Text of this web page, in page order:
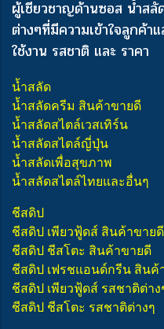
ผู้เชียวชาญด้านซอส น้ำสลั
ต่างๆที่มีความเข้าใจลูกค้า
ใช้งาน รสชาติ และ ราคา
น้ำสลัด
น้ำสลัดครีม สินค้าขายดี
น้ำสลัดสไตล์เวสเทิร์น
น้ำสลัดสไตล์ญี่ปุ่น
น้ำสลัดเพื่อสุขภาพ
น้ำสลัดสไตล์ไทยและอื่นๆ
ชีสดิป
ชีสดิป เพียวฟู้ดส์ สินค้าขายดี
ชีสดิป ชีสโตะ สินค้าขายดี
ชีสดิป เฟรชแอนด์กรีน สินค้
ชีสดิป เพียวฟู้ดส์ รสชาติต่าง
ชีสดิป ชีสโตะ รสชาติต่างๆ